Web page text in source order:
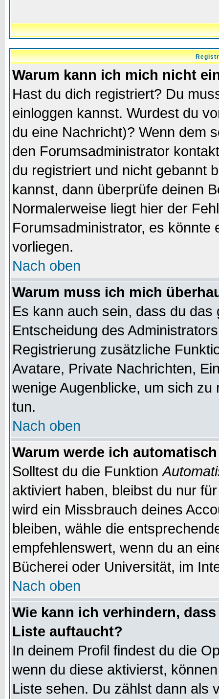
Warum kann ich mich nicht
Hast du dich registriert? Du
einloggen kannst. Wurdest du
du eine Nachricht)? Wenn dem
den Forumsadministrator
du registriert und nicht gebannt
kannst, dann überprüfe deinen
Normalerweise liegt hier der
Forumsadministrator, es könnte
vorliegen.
Nach oben
Warum muss ich mich
Es kann auch sein, dass du
Entscheidung des
Registrierung zusätzliche
Avatare, Private Nachrichten,
wenige Augenblicke, um sich
tun.
Nach oben
Warum werde ich
Solltest du die Funktion
aktiviert haben, bleibst du nur
wird ein Missbrauch deines
bleiben, wähle die
empfehlenswert, wenn du an
Bücherei oder Universität, im
Nach oben
Wie kann ich verhindern,
Liste auftaucht?
In deinem Profil findest du die
wenn du diese aktivierst,
Liste sehen. Du zählst dann als